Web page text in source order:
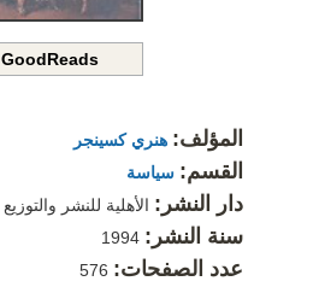
GoodReads
المؤلف: هنري كسينجر
القسم: سياسة
دار النشر: الأهلية للنشر والتوزيع
سنة النشر:
عدد الصفحات: